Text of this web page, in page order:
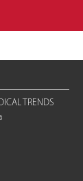
TRENDS